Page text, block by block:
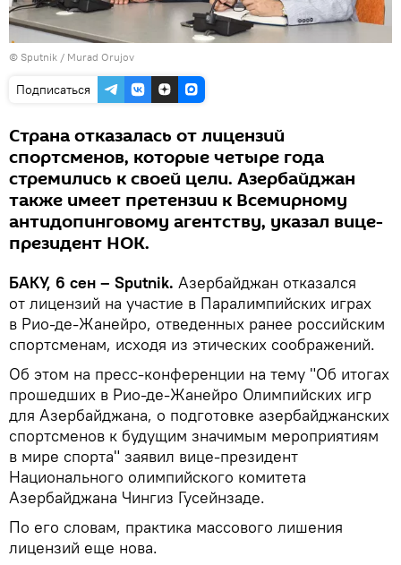
© Sputnik / Murad Orujov
Подписаться
Страна отказалась от лицензий
спортсменов, которые четыре года
стремились к своей цели. Азербайджан
также имеет претензии к Всемирному
антидопинговому агентству, указал вице-
президент НОК.
БАКУ, 6 сен – Sputnik. Азербайджан отказался
от лицензий на участие в Паралимпийских играх
в Рио-де-Жанейро, отведенных ранее российским
спортсменам, исходя из этических соображений.
Об этом на пресс-конференции на тему "Об итогах
прошедших в Рио-де-Жанейро Олимпийских игр
для Азербайджана, о подготовке азербайджанских
спортсменов к будущим значимым мероприятиям
в мире спорта" заявил вице-президент
Национального олимпийского комитета
Азербайджана Чингиз Гусейнзаде.
По его словам, практика массового лишения
лицензий еще нова.